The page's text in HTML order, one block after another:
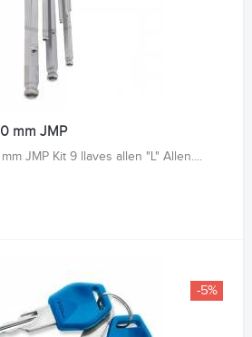
mm JMP
JMP Kit 9 llaves allen "L" Allen....
-5%